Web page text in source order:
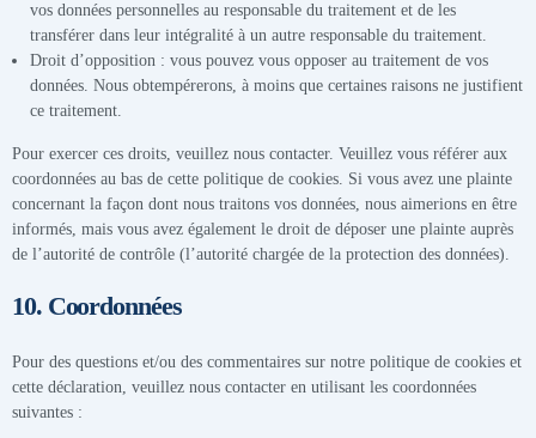
vos données personnelles au responsable du traitement et de les
transférer dans leur intégralité à un autre responsable du traitement.
Droit d’opposition : vous pouvez vous opposer au traitement de vos
données. Nous obtempérerons, à moins que certaines raisons ne justifient
ce traitement.
Pour exercer ces droits, veuillez nous contacter. Veuillez vous référer aux
coordonnées au bas de cette politique de cookies. Si vous avez une plainte
concernant la façon dont nous traitons vos données, nous aimerions en être
informés, mais vous avez également le droit de déposer une plainte auprès
de l’autorité de contrôle (l’autorité chargée de la protection des données).
10. Coordonnées
Pour des questions et/ou des commentaires sur notre politique de cookies et
cette déclaration, veuillez nous contacter en utilisant les coordonnées
suivantes :